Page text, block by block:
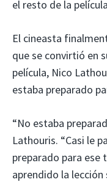
el resto de la
El cineasta
que se convirtió en
película, Nico
estaba preparado
“No estaba
Lathouris. “Casi le
preparado para ese
aprendido la lección